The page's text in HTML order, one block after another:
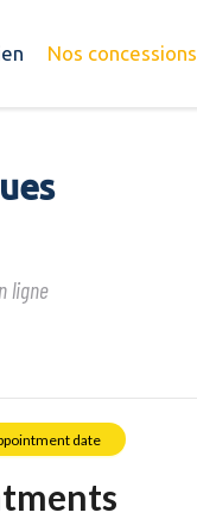
Nos concessions
ligne